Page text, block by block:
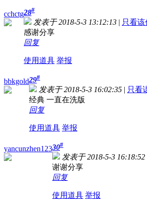
cchctg28#
发表于 2018-5-3 13:12:13 | 只看该
感谢分享
回复
使用道具 举报
bbkgold29#
发表于 2018-5-3 16:02:35 | 只看
经典 一直在洗版
回复
使用道具 举报
yancunzhen12330#
发表于 2018-5-3 16:18:52
谢谢分享
回复
使用道具 举报